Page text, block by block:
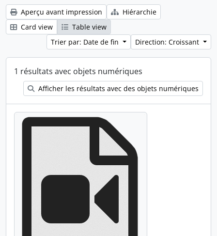
Aperçu avant impression
Hiérarchie
Card view
Table view
Trier par: Date de fin
Direction: Croissant
1 résultats avec objets numériques
Afficher les résultats avec des objets numériques